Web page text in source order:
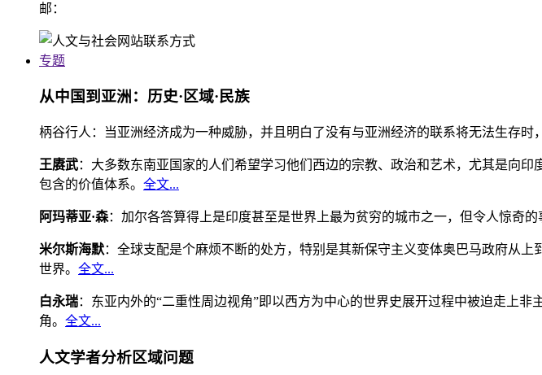
邮：
专题
从中国到亚洲：历史·区域·民族
柄谷行人：当亚洲经济成为一种威胁，并且明白了没有与亚洲经济的联系将无法生存时
王赓武：大多数东南亚国家的人们希望学习他们西边的宗教、政治和艺术，尤其是向
包含的价值体系。 全文...
阿玛蒂亚·森：加尔各答算得上是印度甚至是世界上最为贫穷的城市之一，但令人惊奇
米尔斯海默：全球支配是个麻烦不断的处方，特别是其新保守主义变体奥巴马政府从
世界。 全文...
白永瑞：东亚内外的“二重性周边视角”即以西方为中心的世界史展开过程中被迫走上
角。 全文...
人文学者分析区域问题